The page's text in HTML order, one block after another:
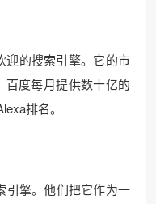
迎的搜索引擎。它的市
度每月提供数十亿的
排名。
引擎。他们把它作为一